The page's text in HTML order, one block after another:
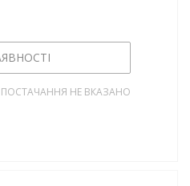
НЕ ВКАЗАНО